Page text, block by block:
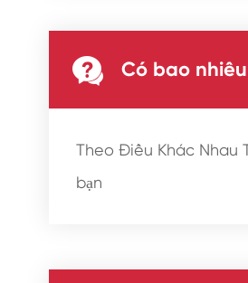
 Có bao
Theo Điều Khác Nhau
bạn